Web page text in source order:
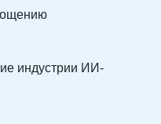
индустрии ИИ-